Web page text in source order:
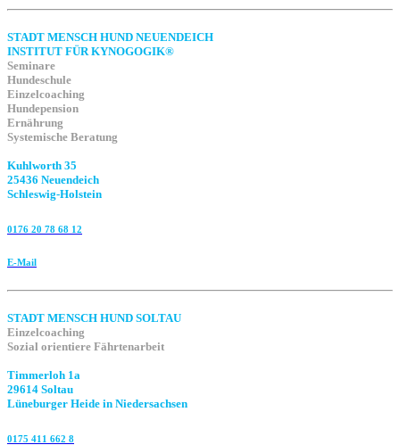
STADT MENSCH HUND NEUENDEICH
INSTITUT FÜR KYNOGOGIK®
Seminare
Hundeschule
Einzelcoaching
Hundepension
Ernährung
Systemische Beratung
Kuhlworth 35
25436 Neuendeich
Schleswig-Holstein
0176 20 78 68 12
E-Mail
STADT MENSCH HUND SOLTAU
Einzelcoaching
Sozial orientiere Fährtenarbeit
Timmerloh 1a
29614 Soltau
Lüneburger Heide in Niedersachsen
0175 411 662 8‬